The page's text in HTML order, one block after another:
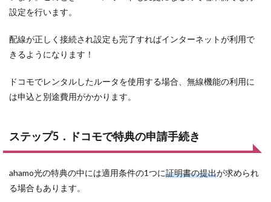
設定を行います。
配線が正しく接続され設定も完了すればインターネットが利用で
きるようになります！
ドコモでレンタルしたルータを使用する場合、無線機能の利用に
は申込と別途費用がかかります。
ステップ5．ドコモで特典の申請手続き
ahamo光の特典の中には適用条件の1つに証明書の提出が求められ
る場合もあります。